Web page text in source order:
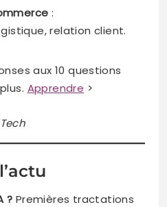
:
relation client.
aux 10 questions
Apprendre >
? Premières tractations